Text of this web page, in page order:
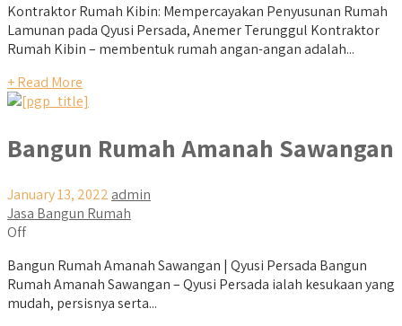
Kontraktor Rumah Kibin: Mempercayakan Penyusunan Rumah
Lamunan pada Qyusi Persada, Anemer Terunggul Kontraktor
Rumah Kibin – membentuk rumah angan-angan adalah...
+ Read More
Bangun Rumah Amanah Sawangan
January 13, 2022 admin
Jasa Bangun Rumah
Off
Bangun Rumah Amanah Sawangan | Qyusi Persada Bangun
Rumah Amanah Sawangan – Qyusi Persada ialah kesukaan yang
mudah, persisnya serta...